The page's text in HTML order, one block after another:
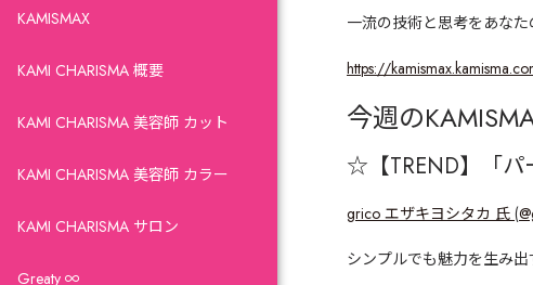
KAMISMAX
KAMI CHARISMA 概要
KAMI CHARISMA 美容師 カット
KAMI CHARISMA 美容師 カラー
KAMI CHARISMA サロン
Greaty ∞
一流の技術と思考をあなた
https://
今週の
☆【TREND】「パ
grico エザキヨシタカ 氏 (
シンプルでも魅力を生み